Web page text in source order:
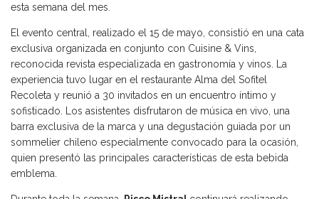
esta semana del mes.
El evento central, realizado el 15 de mayo, consistió en una cata
exclusiva organizada en conjunto con Cuisine & Vins,
reconocida revista especializada en gastronomía y vinos. La
experiencia tuvo lugar en el restaurante Alma del Sofitel
Recoleta y reunió a 30 invitados en un encuentro íntimo y
sofisticado. Los asistentes disfrutaron de música en vivo, una
barra exclusiva de la marca y una degustación guiada por un
sommelier chileno especialmente convocado para la ocasión,
quien presentó las principales características de esta bebida
emblema.